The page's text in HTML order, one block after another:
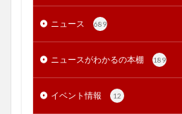
ニュース 689
ニュースがわかるの本棚 189
イベント情報 12